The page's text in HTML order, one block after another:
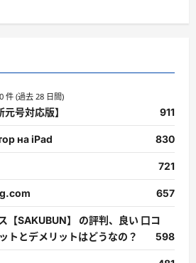
件 (過去 28 日間)
号対応版】 911
на iPad 830
721
657
【SAKUBUN】 の評判、良い 口コ
トとデメリットはどうなの？
598